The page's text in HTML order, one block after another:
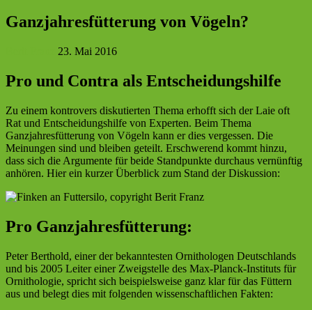
Ganzjahresfütterung von Vögeln?
23. Mai 2016
Pro und Contra als Entscheidungshilfe
Zu einem kontrovers diskutierten Thema erhofft sich der Laie oft
Rat und Entscheidungshilfe von Experten. Beim Thema
Ganzjahresfütterung von Vögeln kann er dies vergessen. Die
Meinungen sind und bleiben geteilt. Erschwerend kommt hinzu,
dass sich die Argumente für beide Standpunkte durchaus vernünftig
anhören. Hier ein kurzer Überblick zum Stand der Diskussion:
Pro Ganzjahresfütterung:
Peter Berthold, einer der bekanntesten Ornithologen Deutschlands
und bis 2005 Leiter einer Zweigstelle des Max-Planck-Instituts für
Ornithologie, spricht sich beispielsweise ganz klar für das Füttern
aus und belegt dies mit folgenden wissenschaftlichen Fakten: